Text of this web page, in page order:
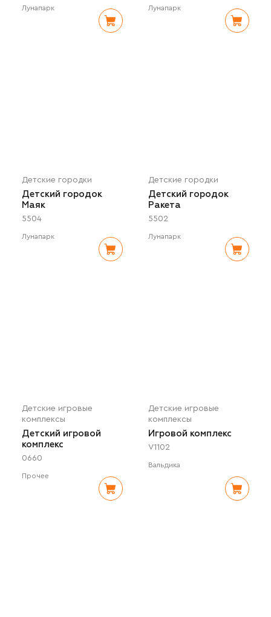
Лунапарк Лунапарк
Детские городки
Детский городок
Маяк
5504
Лунапарк
Детские городки
Детский городок
Ракета
5502
Лунапарк
Детские игровые
комплексы
Детский игровой
комплекс
0660
Прочее
Детские игровые
комплексы
Игровой комплекс
V1102
Вальдика